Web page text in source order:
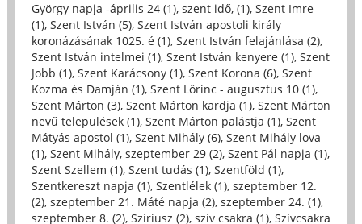
György napja -április 24 (1), szent idő, (1), Szent Imre
(1), Szent István (5), Szent István apostoli király
koronázásának 1025. é (1), Szent István felajánlása (2),
Szent István intelmei (1), Szent István kenyere (1), Szent
Jobb (1), Szent Karácsony (1), Szent Korona (6), Szent
Kozma és Damján (1), Szent Lőrinc - augusztus 10 (1),
Szent Márton (3), Szent Márton kardja (1), Szent Márton
nevű települések (1), Szent Márton palástja (1), Szent
Mátyás apostol (1), Szent Mihály (6), Szent Mihály lova
(1), Szent Mihály, szeptember 29 (2), Szent Pál napja (1),
Szent Szellem (1), Szent tudás (1), Szentföld (1),
Szentkereszt napja (1), Szentlélek (1), szeptember 12.
(2), szeptember 21. Máté napja (2), szeptember 24. (1),
szeptember 8. (2), Szíriusz (2), szív csakra (1), Szívcsakra